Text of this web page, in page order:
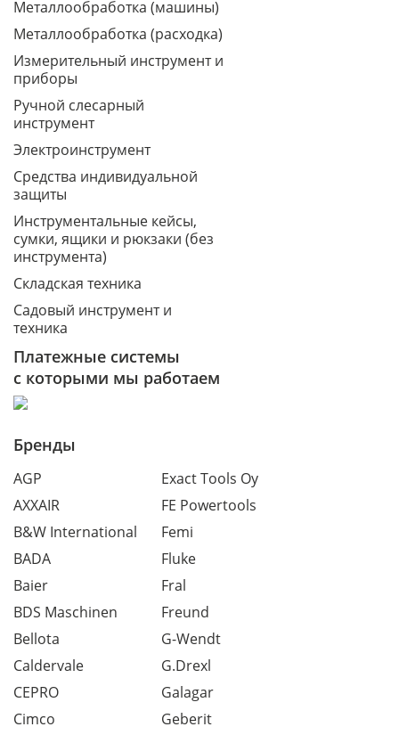
Металлообработка (машины)
Металлообработка (расходка)
Измерительный инструмент и
приборы
Ручной слесарный
инструмент
Электроинструмент
Средства индивидуальной
защиты
Инструментальные кейсы,
сумки, ящики и рюкзаки (без
инструмента)
Складская техника
Садовый инструмент и
техника
Платежные системы
с которыми мы работаем
Бренды
AGP
AXXAIR
B&W International
BADA
Baier
BDS Maschinen
Bellota
Caldervale
CEPRO
Cimco
Exact Tools Oy
FE Powertools
Femi
Fluke
Fral
Freund
G-Wendt
G.Drexl
Galagar
Geberit